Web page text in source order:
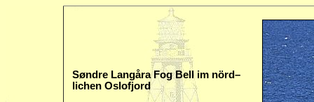
Søndre Langåra Fog Bell im nörd–
lichen Oslofjord